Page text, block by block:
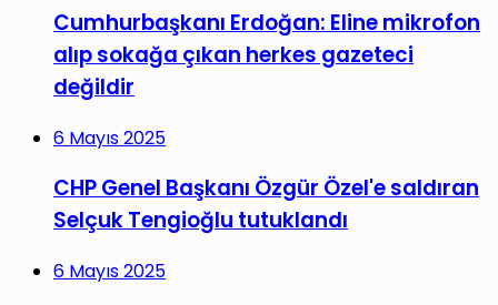
Cumhurbaşkanı Erdoğan: Eline mikrofon
alıp sokağa çıkan herkes gazeteci
değildir
6 Mayıs 2025
CHP Genel Başkanı Özgür Özel'e saldıran
Selçuk Tengioğlu tutuklandı
6 Mayıs 2025